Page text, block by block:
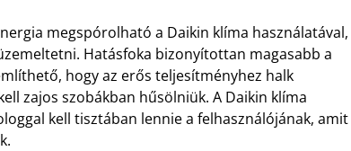
megspórolható a Daikin klíma használatával,
Hatásfoka bizonyítottan magasabb a
hogy az erős teljesítményhez halk
zajos szobákban hűsölniük. A Daikin klíma
kell tisztában lennie a felhasználójának, amit